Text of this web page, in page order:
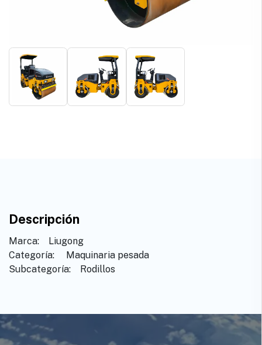
Descripción
Marca: ​ ​ Liugong
Categoría: ​ ​Maquinaria pesada
Subcategoría: ​ ​Rodillos